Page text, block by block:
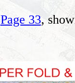
Page 33,